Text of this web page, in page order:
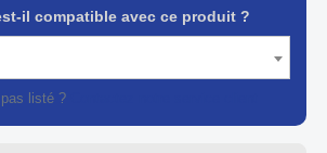
il compatible avec ce produit ?
listé ?